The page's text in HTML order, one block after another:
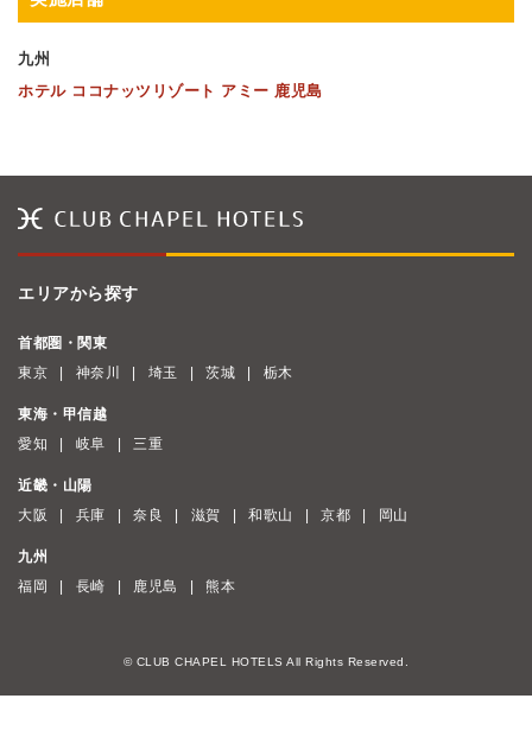
九州
ホテル ココナッツリゾート アミー 鹿児島
エリアから探す
首都圏・関東
東京
神奈川 埼玉 茨城 栃木
東海・甲信越
愛知
岐阜 三重
近畿・山陽
大阪
兵庫 奈良 滋賀 和歌山 京都 岡山
九州
福岡
長崎 鹿児島 熊本
© CLUB CHAPEL HOTELS All Rights Reserved.